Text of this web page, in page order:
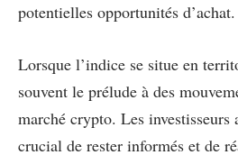
potentielles opportunités d’achat.
Lorsque l’indice se situe en
souvent le prélude à des
marché crypto. Les investisseurs
crucial de rester informés et de